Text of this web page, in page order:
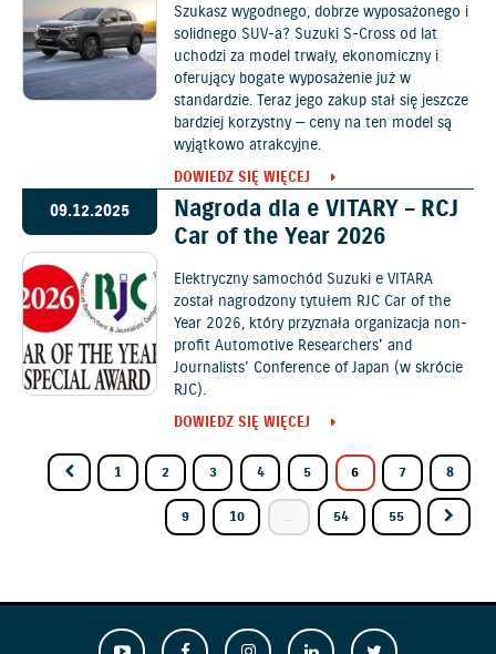
Szukasz wygodnego, dobrze wyposażonego i
solidnego SUV-a? Suzuki S-Cross od lat
uchodzi za model trwały, ekonomiczny i
oferujący bogate wyposażenie już w
standardzie. Teraz jego zakup stał się jeszcze
bardziej korzystny — ceny na ten model są
wyjątkowo atrakcyjne.
DOWIEDZ SIĘ WIĘCEJ
09.12.2025
Nagroda dla e VITARY – RCJ
Car of the Year 2026
Elektryczny samochód Suzuki e VITARA
został nagrodzony tytułem RJC Car of the
Year 2026, który przyznała organizacja non-
profit Automotive Researchers' and
Journalists’ Conference of Japan (w skrócie
RJC).
DOWIEDZ SIĘ WIĘCEJ
1 2 3 4 5 6 7 8
9 10 ... 54 55